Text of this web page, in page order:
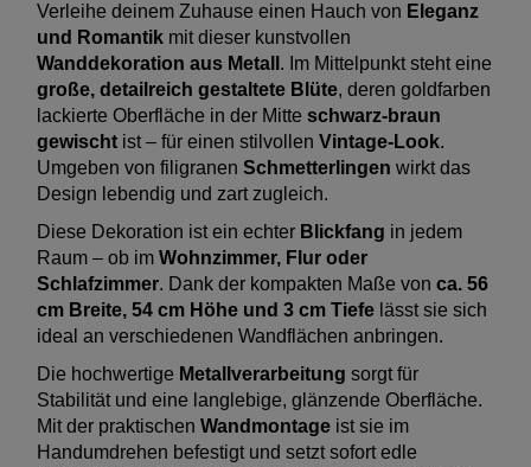
Verleihe deinem Zuhause einen Hauch von Eleganz
und Romantik mit dieser kunstvollen
Wanddekoration aus Metall . Im Mittelpunkt steht eine
große, detailreich gestaltete Blüte, deren goldfarben
lackierte Oberfläche in der Mitte schwarz-braun
gewischt ist – für einen stilvollen Vintage-Look.
Umgeben von filigranen Schmetterlingen wirkt das
Design lebendig und zart zugleich.
Diese Dekoration ist ein echter Blickfang in jedem
Raum – ob im Wohnzimmer, Flur oder
Schlafzimmer. Dank der kompakten Maße von ca. 56
cm Breite, 54 cm Höhe und 3 cm Tiefe lässt sie sich
ideal an verschiedenen Wandflächen anbringen.
Die hochwertige Metallverarbeitung sorgt für
Stabilität und eine langlebige, glänzende Oberfläche.
Mit der praktischen Wandmontage ist sie im
Handumdrehen befestigt und setzt sofort edle